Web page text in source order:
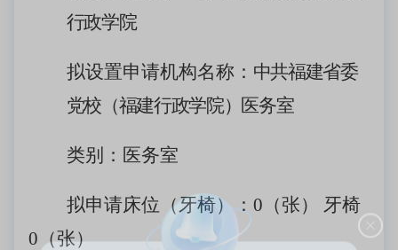
行政学院
拟设置申请机构名称： 中共福建省委
党校（福建行政学院）医务室
类别：医务室
拟申请床位（牙椅）： 0（张） 牙椅
0（张）